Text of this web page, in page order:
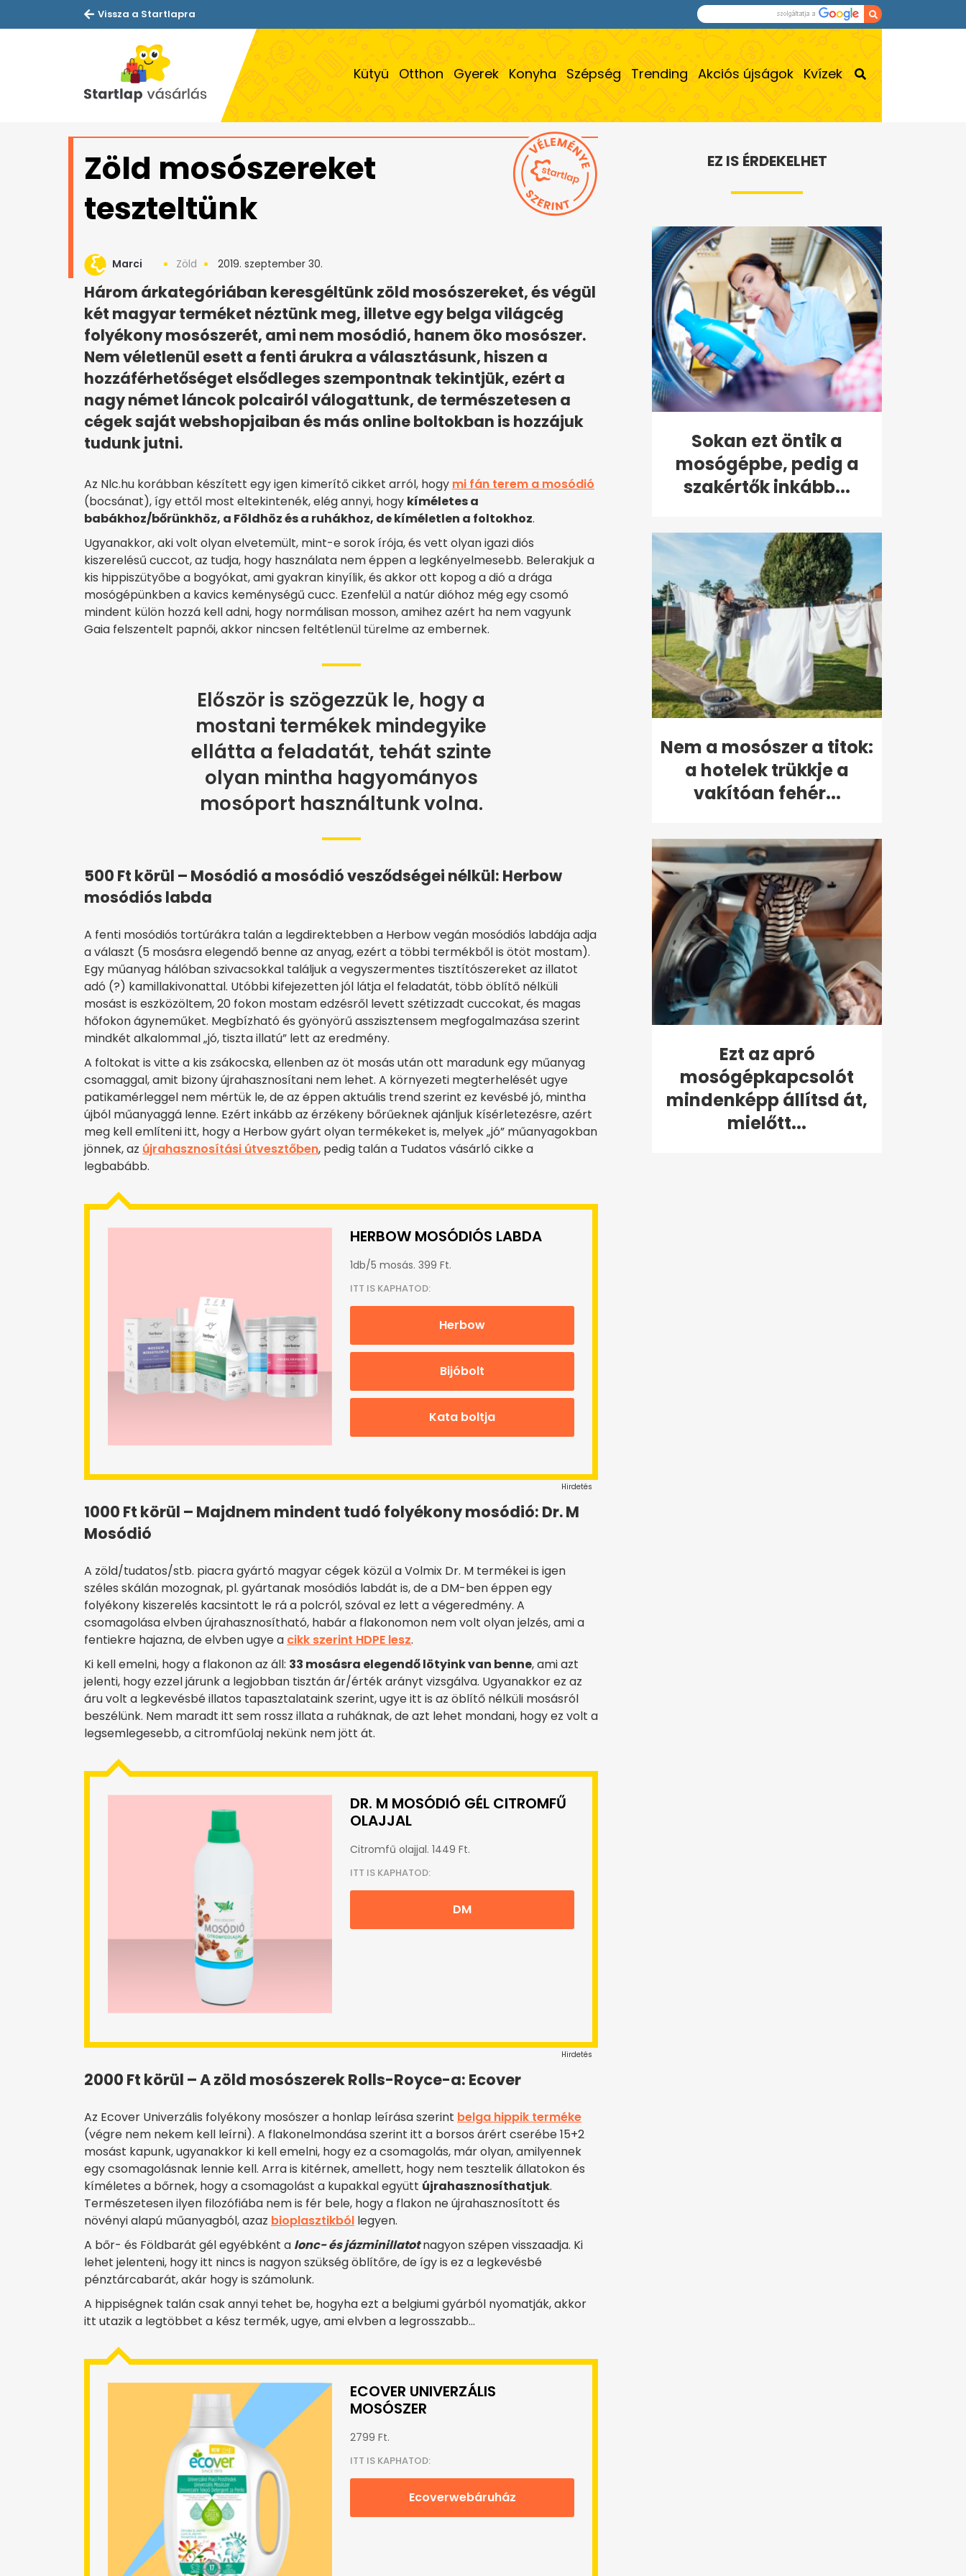
Vissza a Startlapra
Kütyü Otthon Gyerek Konyha Szépség Trending Akciós újságok Kvízek
Zöld mosószereket
teszteltünk
Marci Zöld 2019. szeptember 30.
Három árkategóriában keresgéltünk zöld mosószereket, és végül
két magyar terméket néztünk meg, illetve egy belga világcég
folyékony mosószerét, ami nem mosódió, hanem öko mosószer.
Nem véletlenül esett a fenti árukra a választásunk, hiszen a
hozzáférhetőséget elsődleges szempontnak tekintjük, ezért a
nagy német láncok polcairól válogattunk, de természetesen a
cégek saját webshopjaiban és más online boltokban is hozzájuk
tudunk jutni.
Az Nlc.hu korábban készített egy igen kimerítő cikket arról, hogy mi fán terem a mosódió
(bocsánat), így ettől most eltekintenék, elég annyi, hogy kíméletes a
babákhoz/bőrünkhöz, a Földhöz és a ruhákhoz, de kíméletlen a foltokhoz.
Ugyanakkor, aki volt olyan elvetemült, mint-e sorok írója, és vett olyan igazi diós
kiszerelésű cuccot, az tudja, hogy használata nem éppen a legkényelmesebb. Belerakjuk a
kis hippiszütyőbe a bogyókat, ami gyakran kinyílik, és akkor ott kopog a dió a drága
mosógépünkben a kavics keménységű cucc. Ezenfelül a natúr dióhoz még egy csomó
mindent külön hozzá kell adni, hogy normálisan mosson, amihez azért ha nem vagyunk
Gaia felszentelt papnői, akkor nincsen feltétlenül türelme az embernek.
Először is szögezzük le, hogy a
mostani termékek mindegyike
ellátta a feladatát, tehát szinte
olyan mintha hagyományos
mosóport használtunk volna.
500 Ft körül – Mosódió a mosódió vesződségei nélkül: Herbow
mosódiós labda
A fenti mosódiós tortúrákra talán a legdirektebben a Herbow vegán mosódiós labdája adja
a választ (5 mosásra elegendő benne az anyag, ezért a többi termékből is ötöt mostam).
Egy műanyag hálóban szivacsokkal találjuk a vegyszermentes tisztítószereket az illatot
adó (?) kamillakivonattal. Utóbbi kifejezetten jól látja el feladatát, több öblítő nélküli
mosást is eszközöltem, 20 fokon mostam edzésről levett szétizzadt cuccokat, és magas
hőfokon ágyneműket. Megbízható és gyönyörű asszisztensem megfogalmazása szerint
mindkét alkalommal „jó, tiszta illatú” lett az eredmény.
A foltokat is vitte a kis zsákocska, ellenben az öt mosás után ott maradunk egy műanyag
csomaggal, amit bizony újrahasznosítani nem lehet. A környezeti megterhelését ugye
patikamérleggel nem mértük le, de az éppen aktuális trend szerint ez kevésbé jó, mintha
újból műanyaggá lenne. Ezért inkább az érzékeny bőrűeknek ajánljuk kísérletezésre, azért
meg kell említeni itt, hogy a Herbow gyárt olyan termékeket is, melyek „jó” műanyagokban
jönnek, az újrahasznosítási útvesztőben, pedig talán a Tudatos vásárló cikke a
legbabább.
HERBOW MOSÓDIÓS LABDA
1db/5 mosás. 399 Ft.
ITT IS KAPHATOD:
Herbow
Bijóbolt
Kata boltja
Hirdetés
1000 Ft körül – Majdnem mindent tudó folyékony mosódió: Dr. M
Mosódió
A zöld/tudatos/stb. piacra gyártó magyar cégek közül a Volmix Dr. M termékei is igen
széles skálán mozognak, pl. gyártanak mosódiós labdát is, de a DM-ben éppen egy
folyékony kiszerelés kacsintott le rá a polcról, szóval ez lett a végeredmény. A
csomagolása elvben újrahasznosítható, habár a flakonomon nem volt olyan jelzés, ami a
fentiekre hajazna, de elvben ugye a cikk szerint HDPE lesz.
Ki kell emelni, hogy a flakonon az áll: 33 mosásra elegendő lötyink van benne, ami azt
jelenti, hogy ezzel járunk a legjobban tisztán ár/érték arányt vizsgálva. Ugyanakkor ez az
áru volt a legkevésbé illatos tapasztalataink szerint, ugye itt is az öblítő nélküli mosásról
beszélünk. Nem maradt itt sem rossz illata a ruháknak, de azt lehet mondani, hogy ez volt a
legsemlegesebb, a citromfűolaj nekünk nem jött át.
DR. M MOSÓDIÓ GÉL CITROMFŰ
OLAJJAL
Citromfű olajjal. 1449 Ft.
ITT IS KAPHATOD:
DM
Hirdetés
2000 Ft körül – A zöld mosószerek Rolls-Royce-a: Ecover
Az Ecover Univerzális folyékony mosószer a honlap leírása szerint belga hippik terméke
(végre nem nekem kell leírni). A flakonelmondása szerint itt a borsos árért cserébe 15+2
mosást kapunk, ugyanakkor ki kell emelni, hogy ez a csomagolás, már olyan, amilyennek
egy csomagolásnak lennie kell. Arra is kitérnek, amellett, hogy nem tesztelik állatokon és
kíméletes a bőrnek, hogy a csomagolást a kupakkal együtt újrahasznosíthatjuk.
Természetesen ilyen filozófiába nem is fér bele, hogy a flakon ne újrahasznosított és
növényi alapú műanyagból, azaz bioplasztikból legyen.
A bőr- és Földbarát gél egyébként a lonc- és jázminillatotnagyon szépen visszaadja. Ki
lehet jelenteni, hogy itt nincs is nagyon szükség öblítőre, de így is ez a legkevésbé
pénztárcabarát, akár hogy is számolunk.
A hippiségnek talán csak annyi tehet be, hogyha ezt a belgiumi gyárból nyomatják, akkor
itt utazik a legtöbbet a kész termék, ugye, ami elvben a legrosszabb…
ECOVER UNIVERZÁLIS
MOSÓSZER
2799 Ft.
ITT IS KAPHATOD:
Ecoverwebáruház
EZ IS ÉRDEKELHET
Sokan ezt öntik a
mosógépbe, pedig a
szakértők inkább...
Nem a mosószer a titok:
a hotelek trükkje a
vakítóan fehér...
Ezt az apró
mosógépkapcsolót
mindenképp állítsd át,
mielőtt...